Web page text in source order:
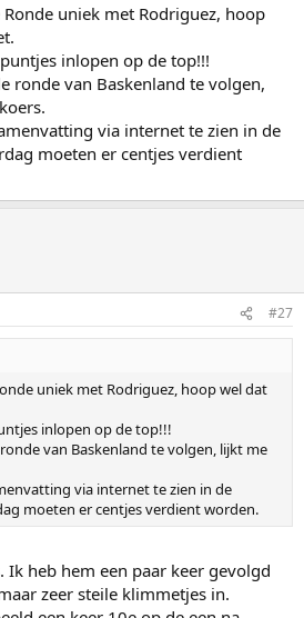
uniek met Rodriguez, hoop
inlopen op de top!!!
ronde van Baskenland te volgen,
via internet te zien in de
moeten er centjes verdient
#27
uniek met Rodriguez, hoop wel dat
inlopen op de top!!!
van Baskenland te volgen, lijkt me
via internet te zien in de
moeten er centjes verdient worden.
Ik heb hem een paar keer gevolgd
zeer steile klimmetjes in.